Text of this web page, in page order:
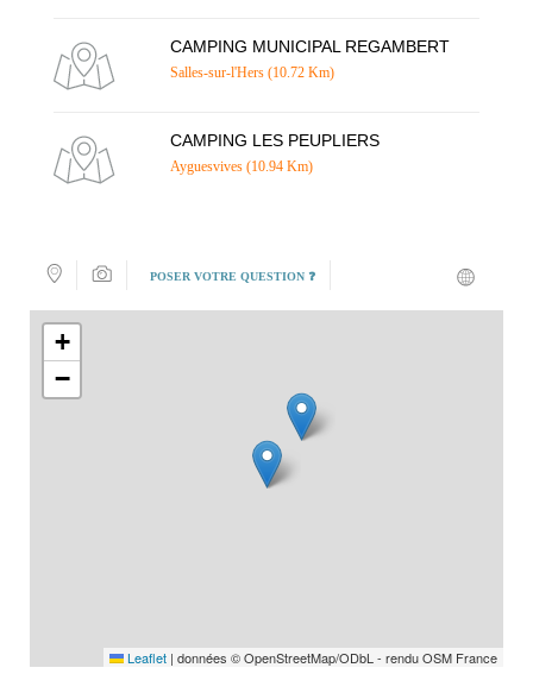
CAMPING MUNICIPAL REGAMBERT
Salles-sur-l'Hers (10.72 Km)
CAMPING LES PEUPLIERS
Ayguesvives (10.94 Km)
POSER VOTRE QUESTION ❓
+
−
Leaflet | données © OpenStreetMap/ODbL - rendu OSM France